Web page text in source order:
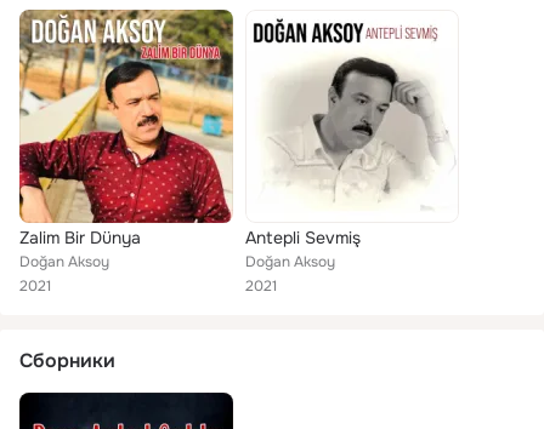
Zalim Bir Dünya
Doğan Aksoy
2021
Antepli Sevmiş
Doğan Aksoy
2021
Сборники